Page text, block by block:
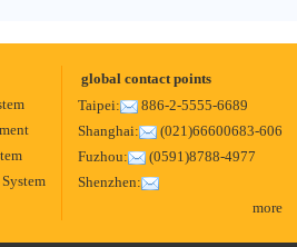
global contact points
Taipei:
886-2-5555-6689
Shanghai:
(021)66600683-606
Fuzhou:
(0591)8788-4977
Shenzhen:
more